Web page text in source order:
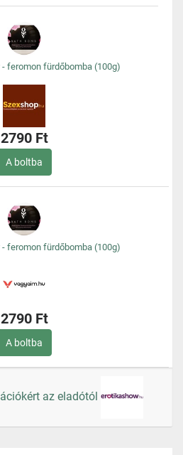
feromon fürdőbomba (100g)
2790 Ft
A boltba
feromon fürdőbomba (100g)
2790 Ft
A boltba
az eladótól